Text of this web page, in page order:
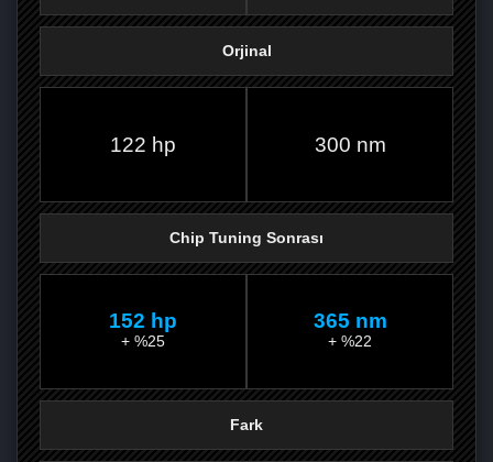
Orjinal
122 hp 300 nm
Chip Tuning Sonrası
152 hp
+ %25
365 nm
+ %22
Fark